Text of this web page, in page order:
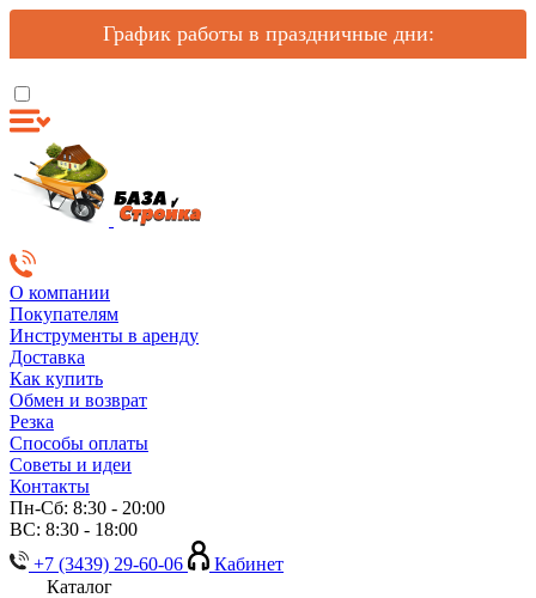
График работы в праздничные дни:
О компании
Покупателям
Инструменты в аренду
Доставка
Как купить
Обмен и возврат
Резка
Способы оплаты
Советы и идеи
Контакты
Пн-Сб: 8:30 - 20:00
ВС: 8:30 - 18:00
+7 (3439) 29-60-06
Кабинет
Каталог